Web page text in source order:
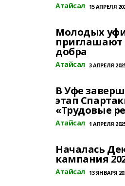
Атайсал 15 АПРЕЛЯ
Молодых
приглашают
добра
Атайсал 3 АПРЕЛЯ
В Уфе
этап
«Трудовые
Атайсал 1 АПРЕЛЯ
Началась
кампания
Атайсал 13 ЯНВАРЯ